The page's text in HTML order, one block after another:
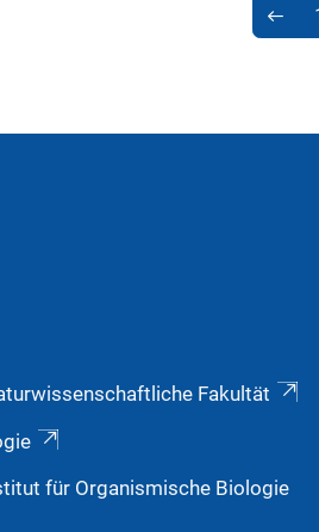
Fakultät
für Organismische Biologie